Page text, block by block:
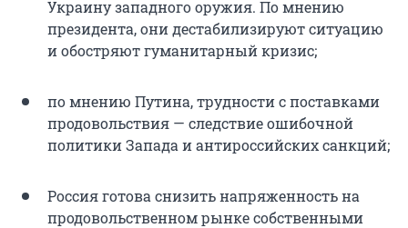
Украину западного оружия. По мнению
президента, они дестабилизируют ситуацию
и обостряют гуманитарный кризис;
по мнению Путина, трудности с поставками
продовольствия — следствие ошибочной
политики Запада и антироссийских санкций;
Россия готова снизить напряженность на
продовольственном рынке собственными